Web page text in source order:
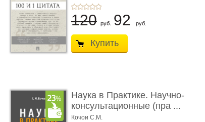
120 руб. 92 руб.
Купить
Наука в Практике. Научно-
консультационные (пра ...
Кочои С.М.